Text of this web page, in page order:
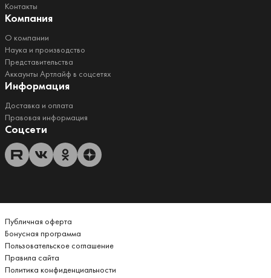
Контакты
Компания
О компании
Наука и производство
Представительства
Аккаунты Артлайф в соцсетях
Информация
Доставка и оплата
Правовая информация
Соцсети
Публичная оферта
Бонусная программа
Пользовательское соглашение
Правила сайта
Политика конфиденциальности